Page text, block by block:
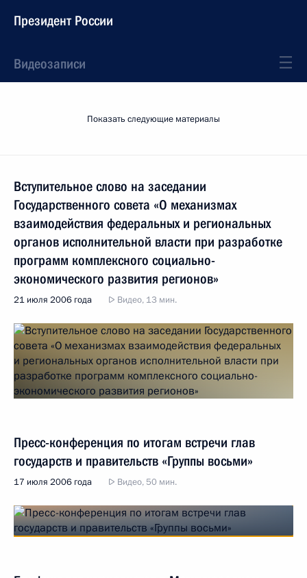
Президент России
Видеозаписи
Показать следующие материалы
Вступительное слово на заседании
Государственного совета «О механизмах
взаимодействия федеральных и региональных
органов исполнительной власти при разработке
программ комплексного социально-
экономического развития регионов»
21 июля 2006 года Видео, 13 мин.
Пресс-конференция по итогам встречи глав
государств и правительств «Группы восьми»
17 июля 2006 года Видео, 50 мин.